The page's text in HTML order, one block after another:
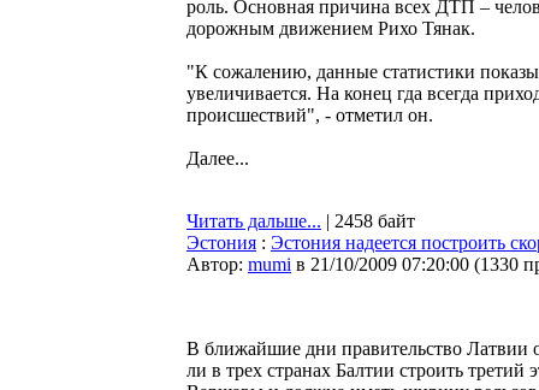
роль. Основная причина всех ДТП –
дорожным движением Рихо Тянак.
"К сожалению, данные статистики
увеличивается. На конец гда всегда
происшествий", - отметил он.
Далее...
Читать дальше... | 2458 байт
Эстония : Эстония надеется построить
Автор: mumi в 21/10/2009 07:20:00 (1330
В ближайшие дни правительство Латвии
ли в трех странах Балтии строить третий